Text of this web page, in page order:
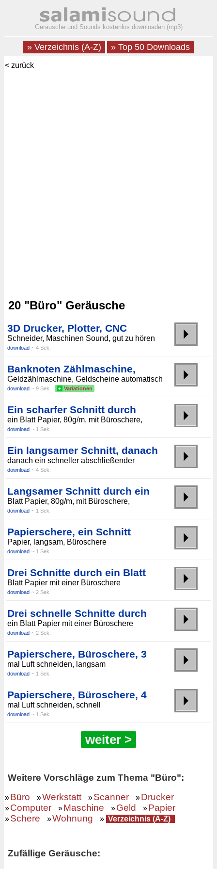
Geräusche und Sounds kostenlos downloaden (mp3)
» Verzeichnis (A-Z) » Top 50 Downloads
< zurück
20 "Büro" Geräusche
3D Drucker, Plotter, CNC
Schneider, Maschinen Sound, gut zu hören
download ~ 4 Sek.
Banknoten Zählmaschine,
Geldzählmaschine, Geldscheine automatisch
download ~ 9 Sek. + Variationen
Ein scharfer Schnitt durch
ein Blatt Papier, 80g/m, mit Büroschere,
download ~ 1 Sek.
Ein langsamer Schnitt, danach
danach ein schneller abschließender
download ~ 4 Sek.
Langsamer Schnitt durch ein
Blatt Papier, 80g/m, mit Büroschere,
download ~ 1 Sek.
Papierschere, ein Schnitt
Papier, langsam, Büroschere
download ~ 1 Sek.
Drei Schnitte durch ein Blatt
Blatt Papier mit einer Büroschere
download ~ 2 Sek.
Drei schnelle Schnitte durch
ein Blatt Papier mit einer Büroschere
download ~ 2 Sek.
Papierschere, Büroschere, 3
mal Luft schneiden, langsam
download ~ 1 Sek.
Papierschere, Büroschere, 4
mal Luft schneiden, schnell
download ~ 1 Sek.
weiter >
Weitere Vorschläge zum Thema "Büro":
»Büro »Werkstatt »Scanner »Drucker
»Computer »Maschine »Geld »Papier
»Schere »Wohnung » Verzeichnis (A-Z)
Zufällige Geräusche: